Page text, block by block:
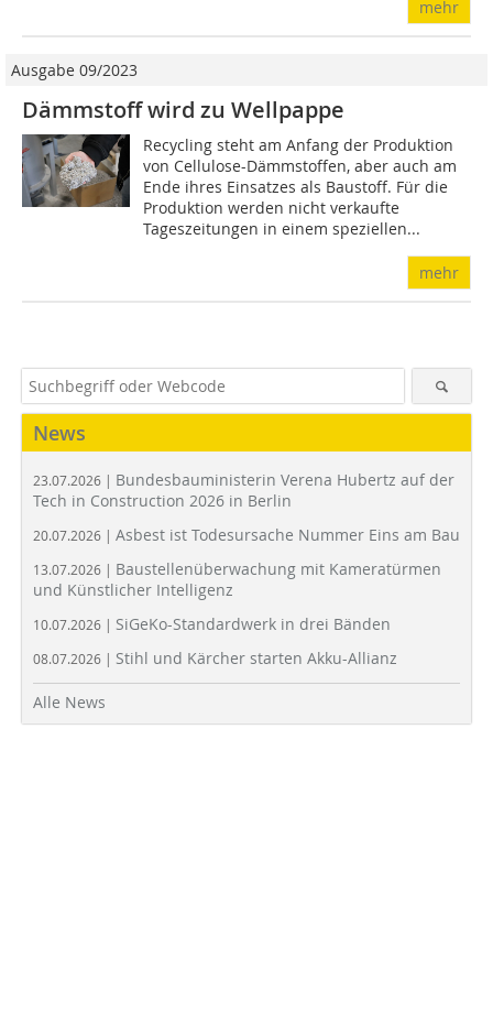
mehr
Ausgabe 09/2023
Dämmstoff wird zu Wellpappe
Recycling steht am Anfang der Produktion
von Cellulose-Dämmstoffen, aber auch am
Ende ihres Einsatzes als Baustoff. Für die
Produktion werden nicht verkaufte
Tageszeitungen in einem speziellen...
mehr
News
23.07.2026 | Bundesbauministerin Verena Hubertz auf der
Tech in Construction 2026 in Berlin
20.07.2026 | Asbest ist Todesursache Nummer Eins am Bau
13.07.2026 | Baustellenüberwachung mit Kameratürmen
und Künstlicher Intelligenz
10.07.2026 | SiGeKo-Standardwerk in drei Bänden
08.07.2026 | Stihl und Kärcher starten Akku-Allianz
Alle News